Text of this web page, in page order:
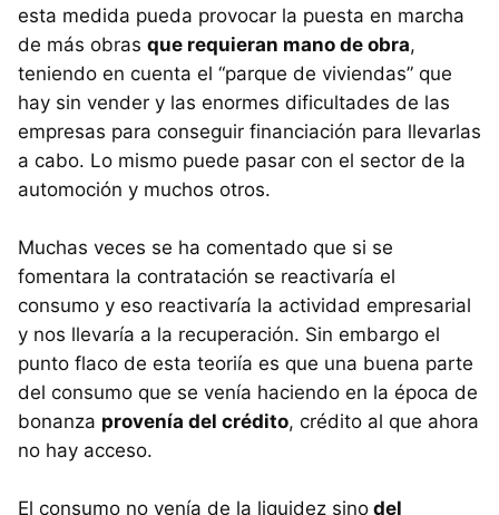
esta medida pueda provocar la puesta en marcha
de más obras que requieran mano de obra,
teniendo en cuenta el “parque de viviendas” que
hay sin vender y las enormes dificultades de las
empresas para conseguir financiación para llevarlas
a cabo. Lo mismo puede pasar con el sector de la
automoción y muchos otros.
Muchas veces se ha comentado que si se
fomentara la contratación se reactivaría el
consumo y eso reactivaría la actividad empresarial
y nos llevaría a la recuperación. Sin embargo el
punto flaco de esta teoriía es que una buena parte
del consumo que se venía haciendo en la época de
bonanza provenía del crédito, crédito al que ahora
no hay acceso.
El consumo no venía de la liquidez sino del